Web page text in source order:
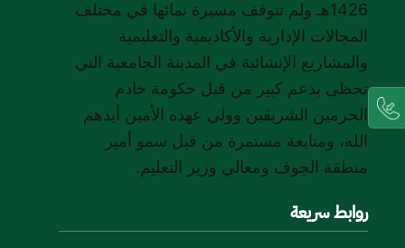
1426هـ ولم تتوقف مسيرة نمائها في مختلف
المجالات الإدارية والأكاديمية والتعليمية
والمشاريع الإنشائية في المدينة الجامعية التي
تحظى بدعم كبير من قبل حكومة خادم
الحرمين الشريفين وولي عهده الأمين أيدهم
الله، ومتابعة مستمرة من قبل سمو أمير
منطقة الجوف ومعالي وزير التعليم.
روابط سريعة